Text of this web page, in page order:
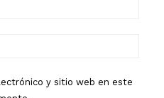
y sitio web en este